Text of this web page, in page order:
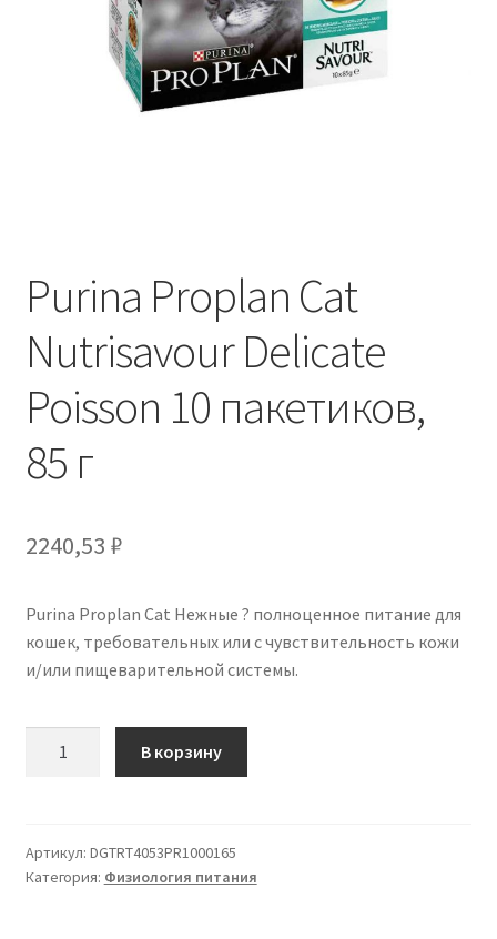
О компании
Purina Proplan Cat
Nutrisavour Delicate
Poisson 10 пакетиков,
85 г
2240,53 ₽
Purina Proplan Cat Нежные ? полноценное питание для
кошек, требовательных или с чувствительность кожи
и/или пищеварительной системы.
Cat
Nutrisavour
В корзину
Артикул: DGTRT4053PR1000165
Категория: Физиология питания